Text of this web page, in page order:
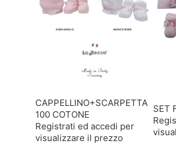
CAPPELLINO+SCARPETTA
100 COTONE
Registrati ed accedi per
visualizzare il prezzo
SET